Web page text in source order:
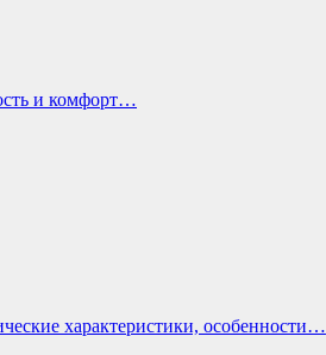
и комфорт…
характеристики, особенности…